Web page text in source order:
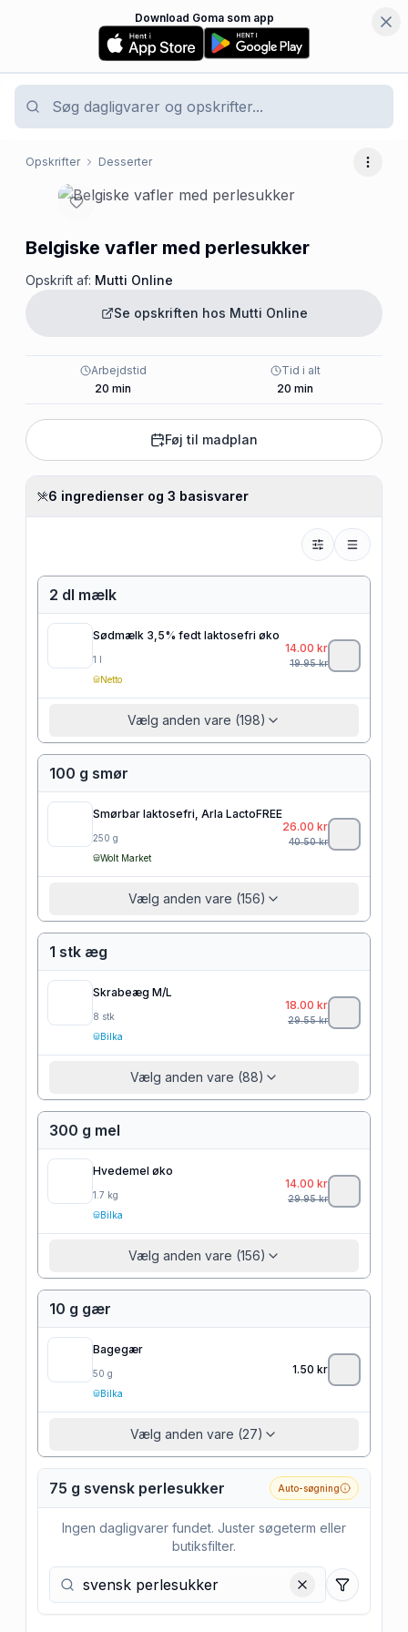
Download Goma som app
Opskrifter Desserter Flere
Belgiske vafler med perlesukker
Opskrift af: Mutti Online
Se opskriften hos Mutti Online
Arbejdstid
20 min
Tid i alt
20 min
Føj til madplan
6 ingredienser og 3 basisvarer
2 dl mælk
Sødmælk 3,5% fedt laktosefri øko
1 l
Netto
14.00 kr
19.95kr
Vælg anden vare (198)
100 g smør
Smørbar laktosefri, Arla LactoFREE
250 g
Wolt Market
26.00 kr
40.50kr
Vælg anden vare (156)
1 stk æg
Skrabeæg M/L
8 stk
Bilka
18.00 kr
29.55kr
Vælg anden vare (88)
300 g mel
Hvedemel øko
1.7 kg
Bilka
14.00 kr
29.95kr
Vælg anden vare (156)
10 g gær
Bagegær
50 g
Bilka
1.50 kr
Vælg anden vare (27)
75 g svensk perlesukker Auto-søgning
Ingen dagligvarer fundet. Juster søgeterm eller
butiksfilter.
Filtre